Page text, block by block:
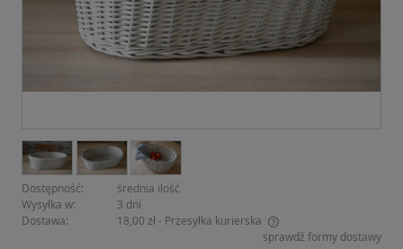
Dostępność:
średnia ilość
Wysyłka w:
3 dni
Dostawa:
18,00 zł- Przesyłka kurierska
Cena nie zawiera ewentualnych kosztów płatnościsprawdź formy dostawy